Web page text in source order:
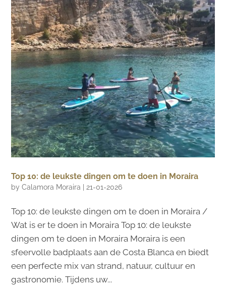
Top 10: de leukste dingen om te doen in Moraira
byCalamora Moraira 21-01-2026
Top 10: de leukste dingen om te doen in Moraira /
Wat is er te doen in Moraira Top 10: de leukste
dingen om te doen in Moraira Moraira is een
sfeervolle badplaats aan de Costa Blanca en biedt
een perfecte mix van strand, natuur, cultuur en
gastronomie. Tijdens uw...